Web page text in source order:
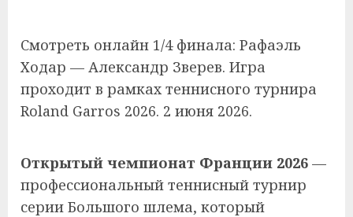
Смотреть онлайн 1/4 финала: Рафаэль
Ходар — Александр Зверев. Игра
проходит в рамках теннисного турнира
Roland Garros 2026. 2 июня 2026.
Открытый чемпионат Франции 2026 —
профессиональный теннисный турнир
серии Большого шлема, который